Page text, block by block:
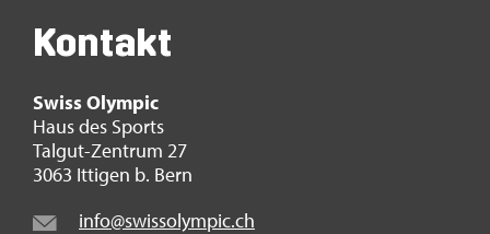
Kon­takt
Swiss Olym­pic
Haus des Sports
Tal­gut-Zen­trum 27
3063 It­ti­gen b. Bern
info@​swi​ssol​ympi​c.​ch